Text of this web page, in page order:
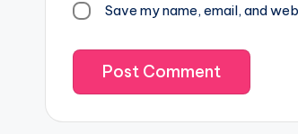
Save my name, email, and